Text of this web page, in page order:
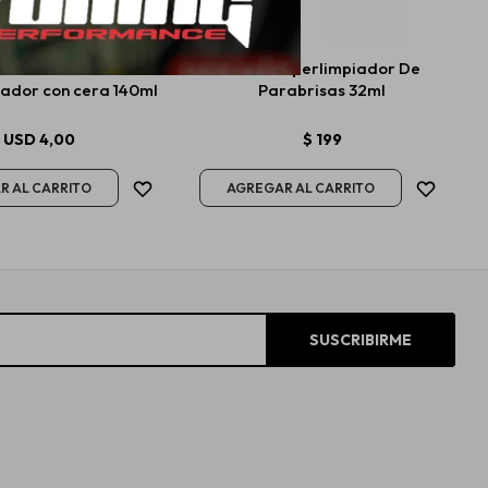
All Round Quick
con cera 140ml
USD4,00
Wurth Superlimpiador De
Parabrisas 32ml
$ 199
SUSCRIBIRME